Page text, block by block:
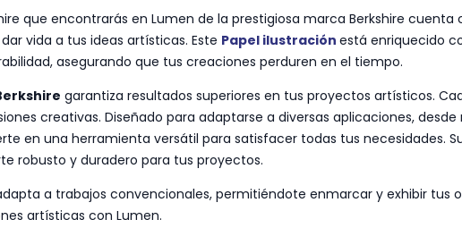
que encontrarás en Lumen de la prestigiosa marca Berkshire cuenta
vida a tus ideas artísticas. Este Papel ilustración está enriquecido
asegurando que tus creaciones perduren en el tiempo.
garantiza resultados superiores en tus proyectos artísticos.
creativas. Diseñado para adaptarse a diversas aplicaciones,
en una herramienta versátil para satisfacer todas tus necesidades.
robusto y duradero para tus proyectos.
a trabajos convencionales, permitiéndote enmarcar y exhibir tus
artísticas con Lumen.